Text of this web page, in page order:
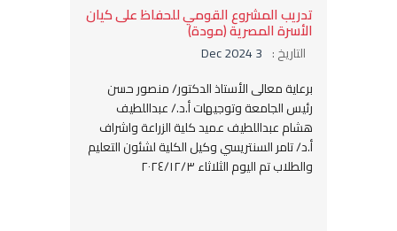
تدريب المشروع القومي للحفاظ على كيان
الأسرة المصرية (مودة)
التاريخ : 3 Dec 2024
برعاية معالى الأستاذ الدكتور/ منصور حسن
رئيس الجامعة وتوجيهات أ.د./ عبداللطيف
هشام عبداللطيف عميد كلية الزراعة واشراف
أ.د/ تامر السنتريسي وكيل الكلية لشئون التعليم
والطلاب تم اليوم الثلاثاء ٢٠٢٤/١٢/٣